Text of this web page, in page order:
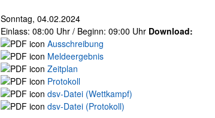
Sonntag, 04.02.2024
Einlass: 08:00 Uhr / Beginn: 09:00 Uhr Download:
Ausschreibung
Meldeergebnis
Zeitplan
Protokoll
dsv-Datei (Wettkampf)
dsv-Datei (Protokoll)